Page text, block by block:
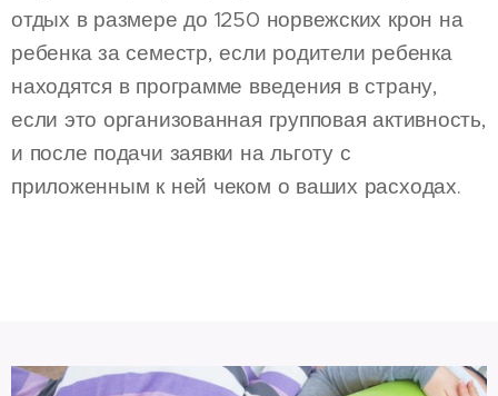
отдых в размере до 1250 норвежских крон на
ребенка за семестр, если родители ребенка
находятся в программе введения в страну,
если это организованная групповая активность,
и после подачи заявки на льготу с
приложенным к ней чеком о ваших расходах.